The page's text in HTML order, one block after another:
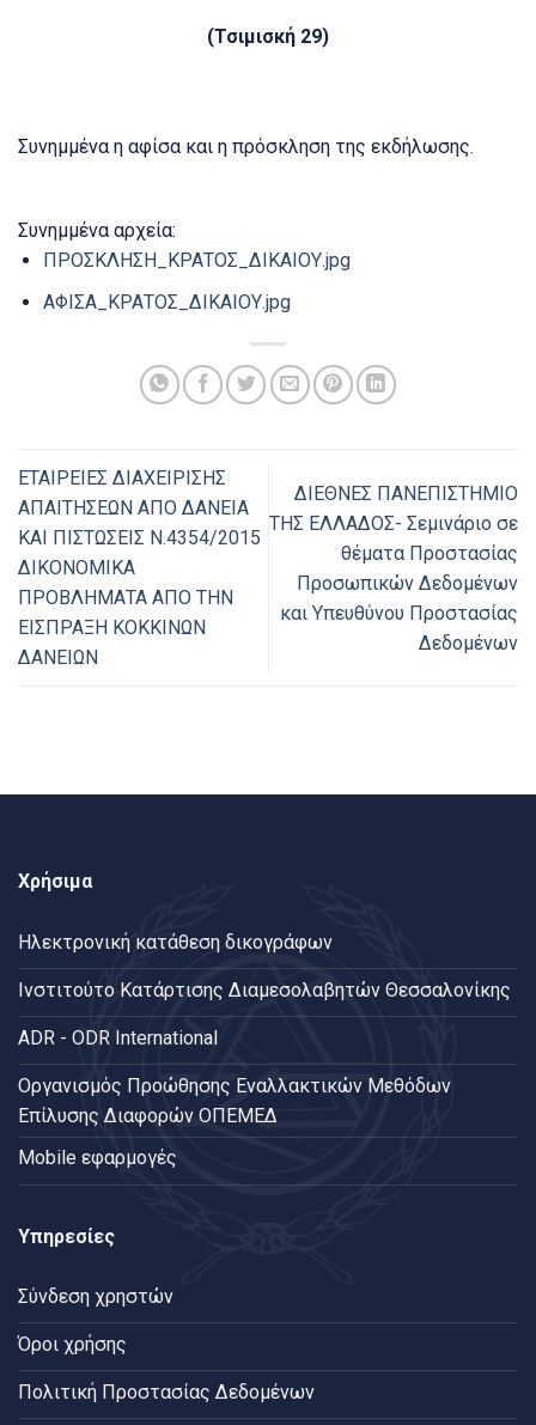
(Τσιμισκή 29)
Συνημμένα η αφίσα και η πρόσκληση της εκδήλωσης.
Συνημμένα αρχεία:
ΠΡΟΣΚΛΗΣΗ_ΚΡΑΤΟΣ_ΔΙΚΑΙΟΥ.jpg
ΑΦΙΣΑ_ΚΡΑΤΟΣ_ΔΙΚΑΙΟΥ.jpg
ΕΤΑΙΡΕΙΕΣ ΔΙΑΧΕΙΡΙΣΗΣ
ΑΠΑΙΤΗΣΕΩΝ ΑΠΟ ΔΑΝΕΙΑ
ΚΑΙ ΠΙΣΤΩΣΕΙΣ Ν.4354/2015
ΔΙΚΟΝΟΜΙΚΑ
ΠΡΟΒΛΗΜΑΤΑ ΑΠΟ ΤΗΝ
ΕΙΣΠΡΑΞΗ ΚΟΚΚΙΝΩΝ
ΔΑΝΕΙΩΝ
ΔΙΕΘΝΕΣ ΠΑΝΕΠΙΣΤΗΜΙΟ
ΤΗΣ ΕΛΛΑΔΟΣ- Σεμινάριο σε
θέματα Προστασίας
Προσωπικών Δεδομένων
και Υπευθύνου Προστασίας
Δεδομένων
Χρήσιμα
Ηλεκτρονική κατάθεση δικογράφων
Ινστιτούτο Κατάρτισης Διαμεσολαβητών Θεσσαλονίκης
ADR - ODR International
Oργανισμός Προώθησης Εναλλακτικών Μεθόδων
Επίλυσης Διαφορών ΟΠΕΜΕΔ
Mobile εφαρμογές
Υπηρεσίες
Σύνδεση χρηστών
Όροι χρήσης
Πολιτική Προστασίας Δεδομένων